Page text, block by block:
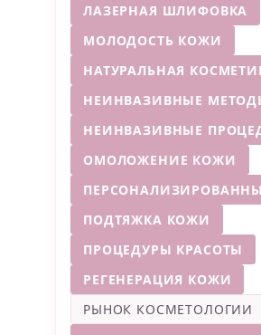
ЛАЗЕРНАЯ ШЛИФОВКА
МОЛОДОСТЬ КОЖИ
НАТУРАЛЬНАЯ
НЕИНВАЗИВНЫЕ
НЕИНВАЗИВНЫЕ
ОМОЛОЖЕНИЕ КОЖИ
ПОДТЯЖКА КОЖИ
ПРОЦЕДУРЫ КРАСОТЫ
РЕГЕНЕРАЦИЯ КОЖИ
РЫНОК КОСМЕТОЛОГИИ